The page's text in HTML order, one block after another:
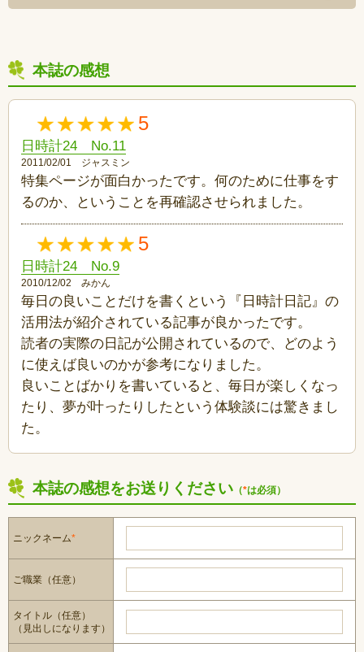
本誌の感想
5
日時計24 No.11
2011/02/01 ジャスミン
特集ページが面白かったです。何のために仕事をす
るのか、ということを再確認させられました。
5
日時計24 No.9
2010/12/02 みかん
毎日の良いことだけを書くという『日時計日記』の
活用法が紹介されている記事が良かったです。
読者の実際の日記が公開されているので、どのよう
に使えば良いのかが参考になりました。
良いことばかりを書いていると、毎日が楽しくなっ
たり、夢が叶ったりしたという体験談には驚きまし
た。
本誌の感想をお送りください （*は必須）
ニックネーム*
ご職業（任意）
タイトル（任意）
（見出しになります）